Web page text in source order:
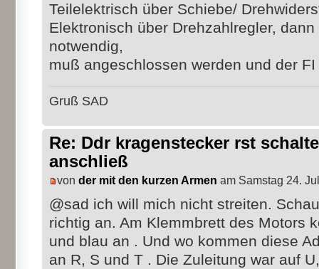
Teilelektrisch über Schiebe/
Elektronisch über Drehzahlregler,
notwendig,
muß angeschlossen werden und der
Gruß SAD
Re: Ddr kragenstecker rst
anschließ
von der mit den kurzen Armen am Samstag 24.
@sad ich will mich nicht streiten.
richtig an. Am Klemmbrett des Motors
und blau an . Und wo kommen diese
an R, S und T . Die Zuleitung war auf